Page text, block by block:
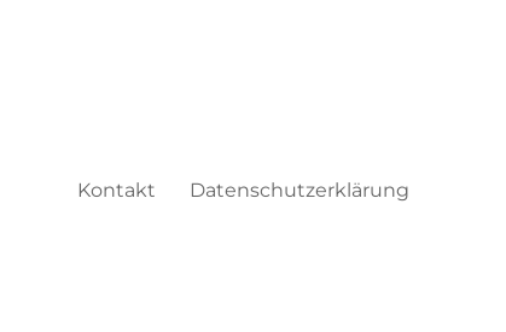
Kontakt Datenschutzerklärung